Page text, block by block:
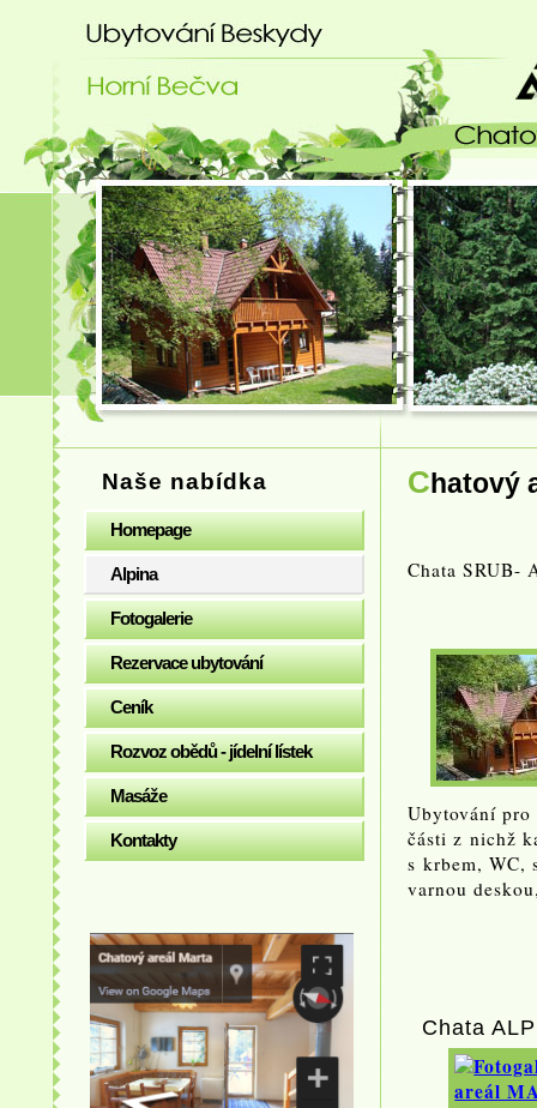
Ubytování Beskydy - chatový
Naše nabídka
Homepage
Alpina
Fotogalerie
Rezervace ubytování
Ceník
Rozvoz obědů - jídelní lístek
Masáže
Kontakty
Chata SRUB-
Ubytování pro
části z nichž
s krbem, WC,
varnou
Chata